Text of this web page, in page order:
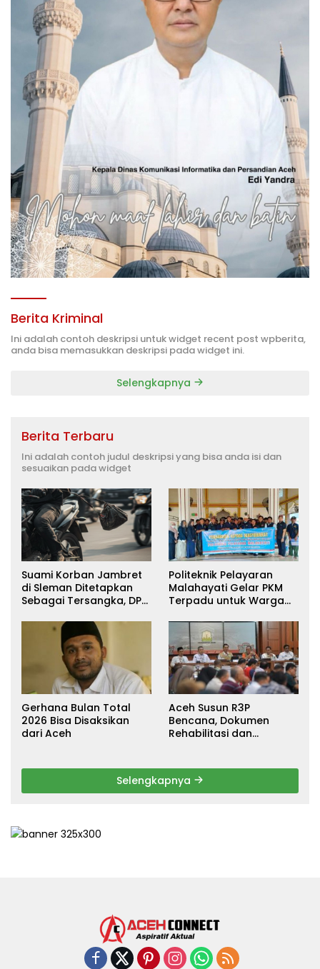
Berita Kriminal
Ini adalah contoh deskripsi untuk widget recent post wpberita,
anda bisa memasukkan deskripsi pada widget ini.
Selengkapnya
Berita Terbaru
Ini adalah contoh judul deskripsi yang bisa anda isi dan
sesuaikan pada widget
Suami Korban Jambret
di Sleman Ditetapkan
Sebagai Tersangka, DPR
Keadilan
Politeknik Pelayaran
Malahayati Gelar PKM
Terpadu untuk Warga
Pidie Jaya
Gerhana Bulan Total
2026 Bisa Disaksikan
dari Aceh
Aceh Susun R3P
Bencana, Dokumen
Rehabilitasi dan
Selengkapnya